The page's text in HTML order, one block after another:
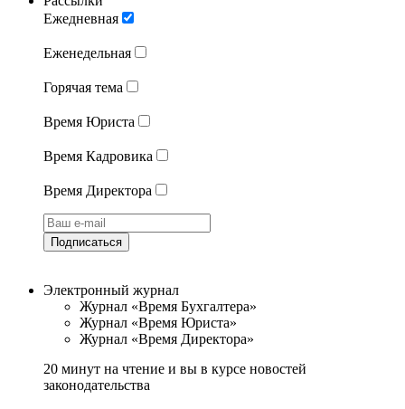
Ежедневная
Еженедельная
Горячая тема
Время Юриста
Время Кадровика
Время Директора
Подписаться
Электронный журнал
Журнал «Время Бухгалтера»
Журнал «Время Юриста»
Журнал «Время Директора»
20 минут на чтение и вы в курсе новостей
законодательства